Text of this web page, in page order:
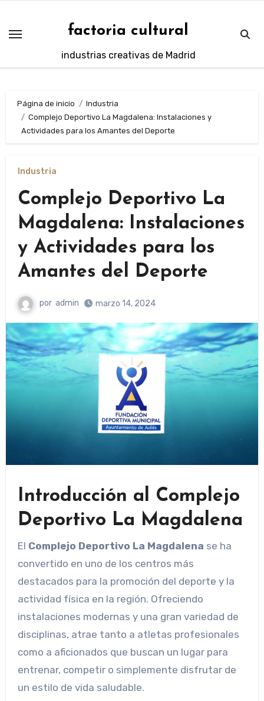
contenido
factoria cultural
industrias creativas de Madrid
Página de inicio
Industria
Complejo Deportivo La Magdalena: Instalaciones y
Actividades para los Amantes del Deporte
Industria
Complejo Deportivo La
Magdalena: Instalaciones
y Actividades para los
Amantes del Deporte
por admin marzo 14, 2024
Introducción al Complejo
Deportivo La Magdalena
El Complejo Deportivo La Magdalena se ha
convertido en uno de los centros más
destacados para la promoción del deporte y la
actividad física en la región. Ofreciendo
instalaciones modernas y una gran variedad de
disciplinas, atrae tanto a atletas profesionales
como a aficionados que buscan un lugar para
entrenar, competir o simplemente disfrutar de
un estilo de vida saludable.